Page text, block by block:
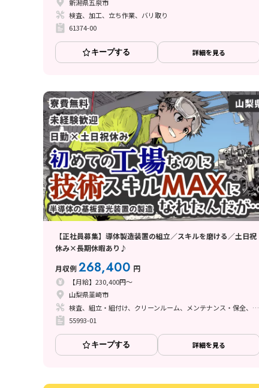
新潟県五泉市
検査、加工、立ち作業、バリ取り
61374-00
キープする 詳細を見る
【正社員募集】導体製造装置の組立／スキルを磨ける／土日祝
休み×長期休暇あり♪
月収例268,400 円
【月給】230,400円～
山梨県韮崎市
検査、組立・組付け、クリーンルーム、メンテナンス・保全、座り作業、立ち作業
55993-01
キープする 詳細を見る